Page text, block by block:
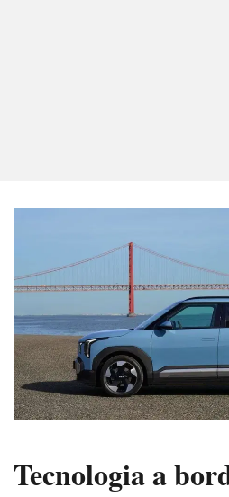
Tecnologia a